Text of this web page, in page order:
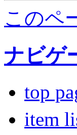
このペ
ナビゲ
top
item